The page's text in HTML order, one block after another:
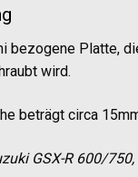
bezogene Platte,
wird.
beträgt circa
GSX-R 600/